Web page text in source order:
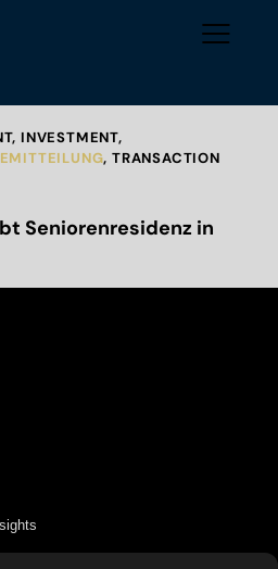
, INVESTMENT,
,TRANSACTION
Seniorenresidenz in